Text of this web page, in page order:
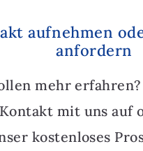
aufnehmen
anfordern
mehr
mit uns auf
kostenloses